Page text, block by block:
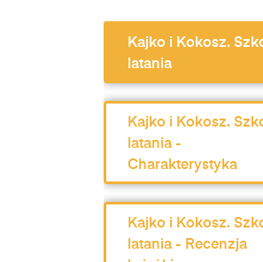
Kajko i Kokosz.
latania
Kajko i Kokosz.
latania -
Charakterystyka
Kajko i Kokosz.
latania - Recenzja